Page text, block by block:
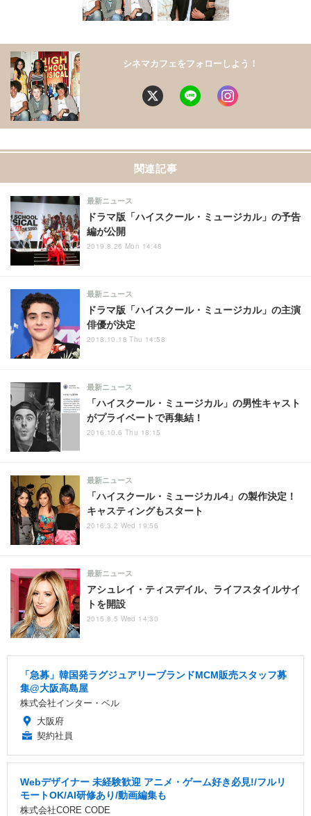
シネマカフェをフォローしよう！
関連記事
ドラマ版「ハイスクール・ミュージカル」の予告
編が公開
最新ニュース
2019.8.26 Mon 14:48
ドラマ版「ハイスクール・ミュージカル」の主演
俳優が決定
最新ニュース
2018.10.18 Thu 14:58
「ハイスクール・ミュージカル」の男性キャスト
がプライベートで再集結！
最新ニュース
2016.10.6 Thu 18:15
「ハイスクール・ミュージカル4」の製作決定！
キャスティングもスタート
最新ニュース
2016.3.2 Wed 19:56
アシュレイ・ティスデイル、ライフスタイルサイ
トを開設
最新ニュース
2015.8.5 Wed 14:30
「急募」韓国発ラグジュアリーブランドMCM販売スタッフ募
集@大阪高島屋
株式会社インター・ベル
大阪府
契約社員
Webデザイナー 未経験歓迎 アニメ・ゲーム好き必見!/フルリ
モートOK/AI研修あり/動画編集も
株式会社CORE CODE